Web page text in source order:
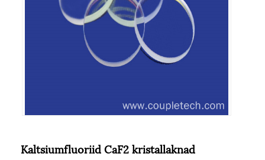
Kaltsiumfluoriid CaF2 kristallaknad